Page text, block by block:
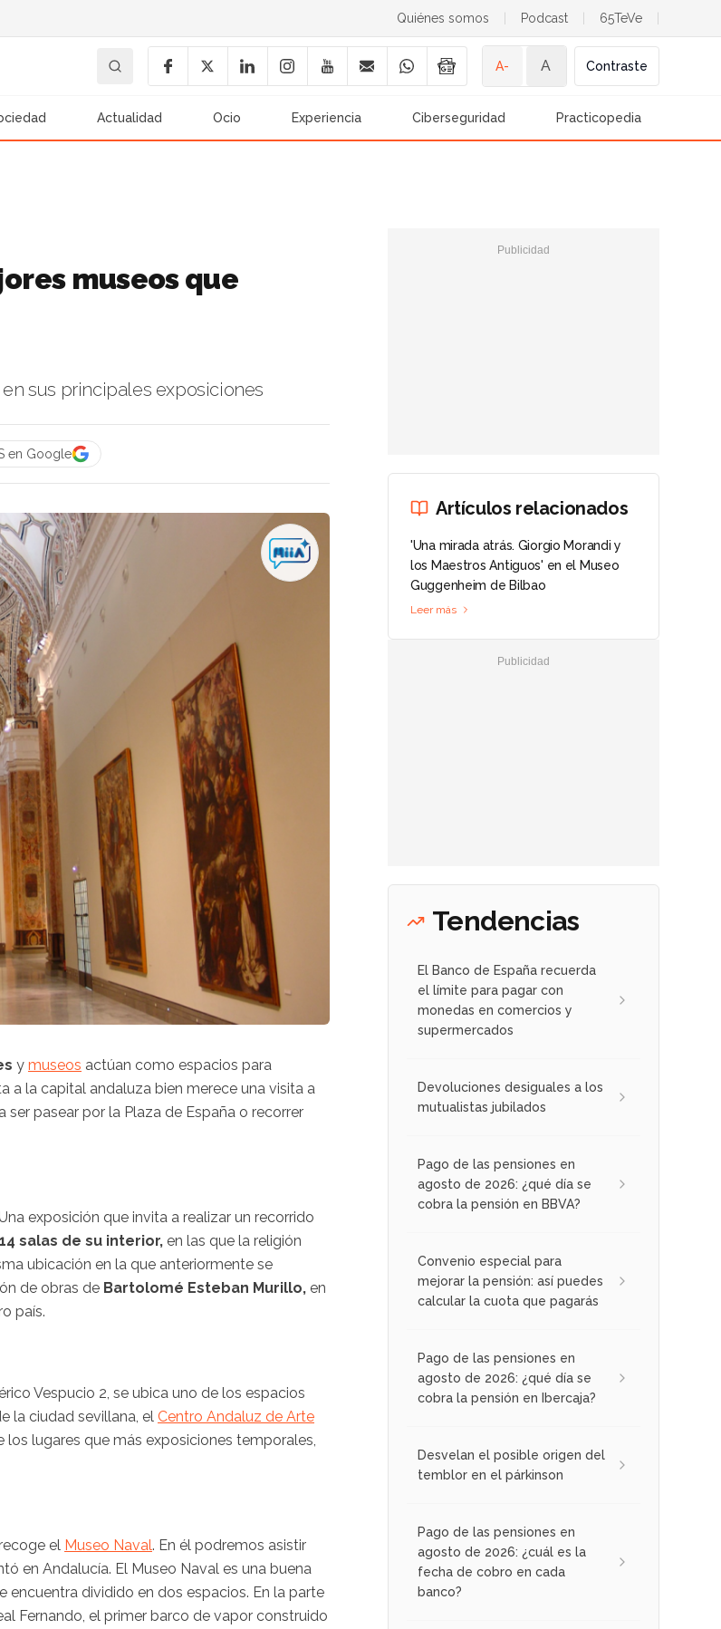
Quiénes somos Podcast 65TeVe
A- A Contraste
Actualidad Ocio Experiencia Ciberseguridad Practicopedia
museos que
sus principales exposiciones
en Google
y museos actúan como espacios para
a la capital andaluza bien merece una visita a
pasear por la Plaza de España o recorrer
exposición que invita a realizar un recorrido
14 salas de su interior, en las que la religión
ubicación en la que anteriormente se
de obras de Bartolomé Esteban Murillo, en
país.
Vespucio 2, se ubica uno de los espacios
la ciudad sevillana, el Centro Andaluz de Arte
los lugares que más exposiciones temporales,
el Museo Naval. En él podremos asistir
en Andalucía. El Museo Naval es una buena
dividido en dos espacios. En la parte
Fernando, el primer barco de vapor construido
Artículos relacionados
'Una mirada atrás. Giorgio Morandi y
los Maestros Antiguos' en el Museo
Guggenheim de Bilbao
Leer más
Tendencias
El Banco de España recuerda
el límite para pagar con
monedas en comercios y
supermercados
Devoluciones desiguales a los
mutualistas jubilados
Pago de las pensiones en
agosto de 2026: ¿qué día se
cobra la pensión en BBVA?
Convenio especial para
mejorar la pensión: así puedes
calcular la cuota que pagarás
Pago de las pensiones en
agosto de 2026: ¿qué día se
cobra la pensión en Ibercaja?
Desvelan el posible origen del
temblor en el párkinson
Pago de las pensiones en
agosto de 2026: ¿cuál es la
fecha de cobro en cada
banco?